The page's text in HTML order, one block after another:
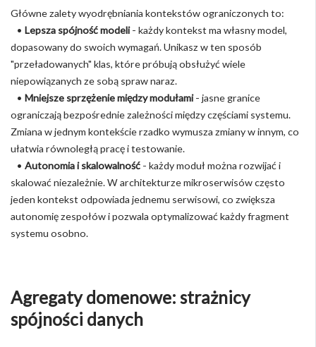
Główne zalety wyodrębniania kontekstów ograniczonych to:
• Lepsza spójność modeli- każdy kontekst ma własny model,
dopasowany do swoich wymagań. Unikasz w ten sposób
"przeładowanych" klas, które próbują obsłużyć wiele
niepowiązanych ze sobą spraw naraz.
• Mniejsze sprzężenie między modułami- jasne granice
ograniczają bezpośrednie zależności między częściami systemu.
Zmiana w jednym kontekście rzadko wymusza zmiany w innym, co
ułatwia równoległą pracę i testowanie.
• Autonomia i skalowalność - każdy moduł można rozwijać i
skalować niezależnie. W architekturze mikroserwisów często
jeden kontekst odpowiada jednemu serwisowi, co zwiększa
autonomię zespołów i pozwala optymalizować każdy fragment
systemu osobno.
Agregaty domenowe: strażnicy
spójności danych